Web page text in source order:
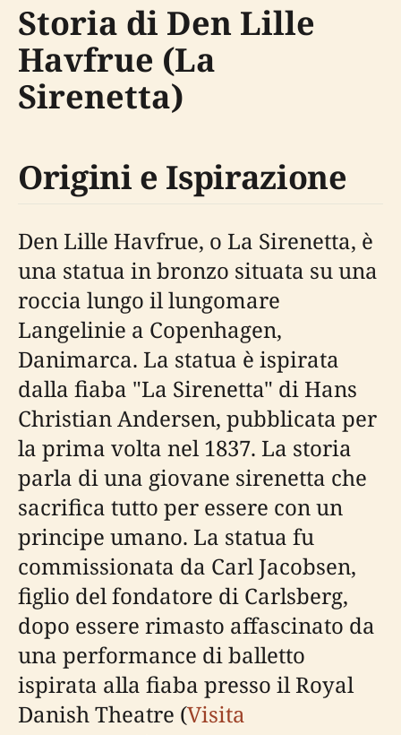
Storia di Den Lille
Havfrue (La
Sirenetta)
Origini e Ispirazione
Den Lille Havfrue, o La Sirenetta, è
una statua in bronzo situata su una
roccia lungo il lungomare
Langelinie a Copenhagen,
Danimarca. La statua è ispirata
dalla fiaba "La Sirenetta" di Hans
Christian Andersen, pubblicata per
la prima volta nel 1837. La storia
parla di una giovane sirenetta che
sacrifica tutto per essere con un
principe umano. La statua fu
commissionata da Carl Jacobsen,
figlio del fondatore di Carlsberg,
dopo essere rimasto affascinato da
una performance di balletto
ispirata alla fiaba presso il Royal
Danish Theatre (Visita